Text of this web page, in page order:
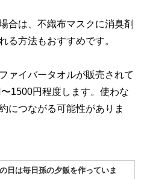
合は、不織布マスクに消臭剤
る方法もおすすめです。
ァイバータオルが販売されて
1500円程度します。使わな
につながる可能性がありま
日は毎日孫の夕飯を作っていま